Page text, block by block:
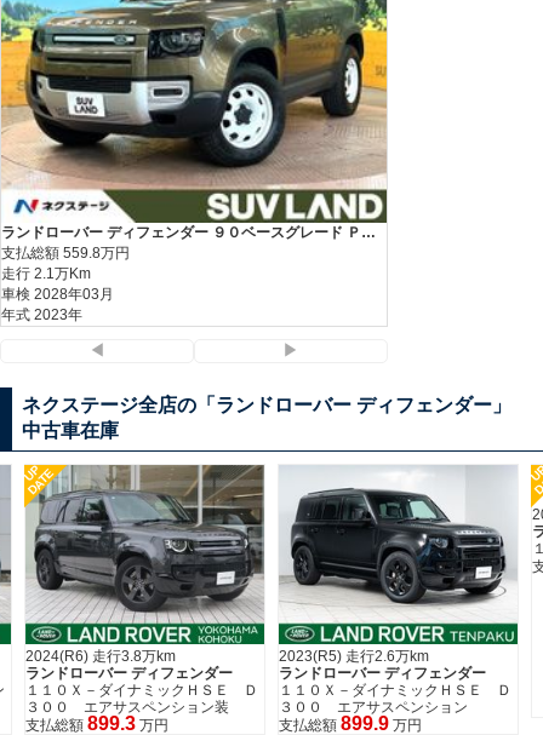
ランドローバー ディフェンダー ９０ベースグレード Ｐ３００ コイルサスペンション装着車
支払総額 559.8万円
走行 2.1万Km
車検 2028年03月
年式 2023年
◀ ▶
ネクステージ全店の「ランドローバー ディフェンダー」
中古車在庫
Ｅ Ｄ
2023(R5) 走行2.6万km
ランドローバー ディフェンダー
１１０Ｘ－ダイナミックＨＳＥ Ｄ
３００ エアサスペンション
支払総額899.9
DATE
2021(R3) 走行7.6万km
ランドローバー ディフェンダー
１１０Ｓ
支払総額629.5万円